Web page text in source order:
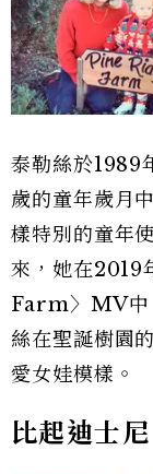
泰勒絲於1989
歲的童年歲月
樣特別的童年
來，她在
Farm〉MV中
絲在聖誕樹園
愛女娃模樣。
比起迪士